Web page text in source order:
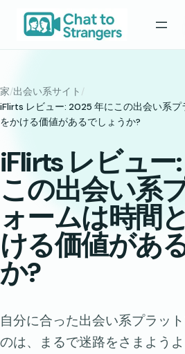
キ
ッ
プ
家/出会い系サイト /
iFlirts レビュー: 2025 年にこの出会い系
をかける価値があるでしょうか?
iFlirts レビュー
この出会い系
ォームは時間
ける価値があ
か?
自分に合った出会い系プラッ
のは、まるで迷路をさまよう